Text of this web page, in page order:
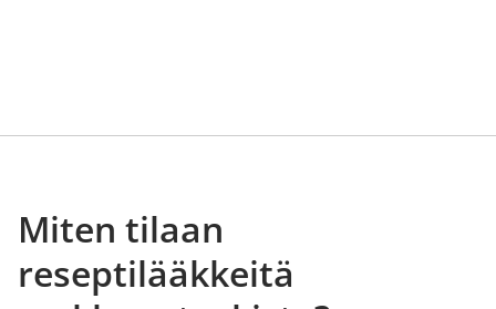
Miten tilaan
reseptilääkkeitä